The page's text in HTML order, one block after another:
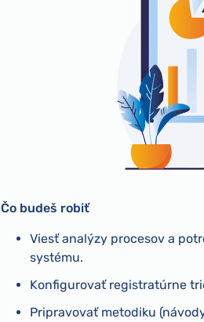
Čo budeš robiť
Viesť analýzy procesov a
systému.
Konfigurovať registratúrne
Pripravovať metodiku